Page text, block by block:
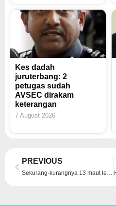
Kes dadah
juruterbang: 2
petugas sudah
AVSEC dirakam
keterangan
7 August 2026
Prev
PREVIOUS
Sekurang-kurangnya 13 maut letupan bom di stesen kereta api